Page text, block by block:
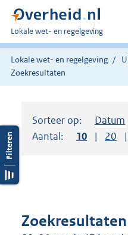
U
bent
hier:
Lokale wet- en regelgeving
Lokale wet- en regelgeving
Zoekresultaten
Sorteer op: Sorteer
Datum
Aantal:
Toon
10 Toon
20
Zoekresultaten